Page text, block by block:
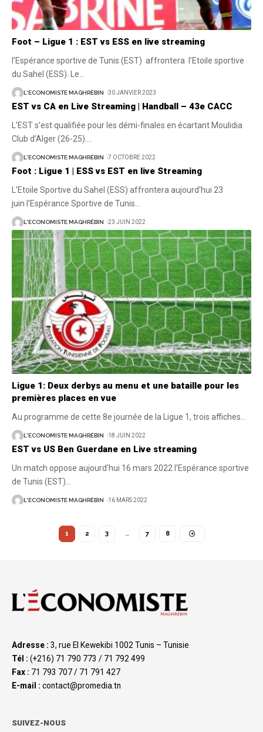
Foot – Ligue 1 : EST vs ESS en live streaming
l’Espérance sportive de Tunis (EST) affrontera l’Etoile sportive
du Sahel (ESS). Le
L'ECONOMISTE MAGHRÉBIN 30 JANVIER 2023
EST vs CA en Live Streaming | Handball – 43e CACC
L’EST s’est qualifiée pour les démi-finales en écartant Moulidia
Club d’Alger (26-25).
L'ECONOMISTE MAGHRÉBIN 7 OCTOBRE 2022
Foot : Ligue 1 | ESS vs EST en live Streaming
L'Etoile Sportive du Sahel (ESS) affrontera aujourd'hui 23
juin l'Espérance Sportive de Tunis
L'ECONOMISTE MAGHRÉBIN 23 JUIN 2022
Ligue 1: Deux derbys au menu et une bataille pour les
premières places en vue
Au programme de cette 8e journée de la Ligue 1, trois affiches
L'ECONOMISTE MAGHRÉBIN 18 JUIN 2022
EST vs US Ben Guerdane en Live streaming
Un match oppose aujourd’hui 16 mars 2022 l’Espérance sportive
de Tunis (EST)
L'ECONOMISTE MAGHRÉBIN 16 MARS 2022
1 2 3 … 7 8
Adresse : 3, rue El Kewekibi 1002 Tunis – Tunisie
Tél : (+216) 71 790 773 / 71 792 499
Fax : 71 793 707 / 71 791 427
E-mail : contact@promedia.tn
SUIVEZ-NOUS